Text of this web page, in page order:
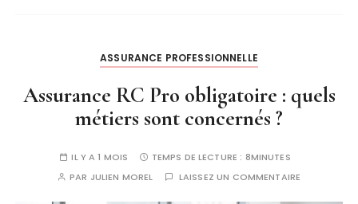
ASSURANCE PROFESSIONNELLE
Assurance RC Pro obligatoire : quels
métiers sont concernés ?
IL Y A 1 MOIS TEMPS DE LECTURE : 8MINUTES
PAR JULIEN MOREL LAISSEZ UN COMMENTAIRE